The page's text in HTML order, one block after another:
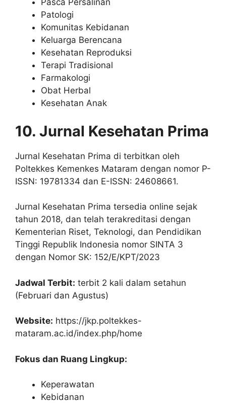
Pasca Persalinan
Patologi
Komunitas Kebidanan
Keluarga Berencana
Kesehatan Reproduksi
Terapi Tradisional
Farmakologi
Obat Herbal
Kesehatan Anak
10. Jurnal Kesehatan Prima
Jurnal Kesehatan Prima di terbitkan oleh
Poltekkes Kemenkes Mataram dengan nomor P-
ISSN: 19781334 dan E-ISSN: 24608661.
Jurnal Kesehatan Prima tersedia online sejak
tahun 2018, dan telah terakreditasi dengan
Kementerian Riset, Teknologi, dan Pendidikan
Tinggi Republik Indonesia nomor SINTA 3
dengan Nomor SK: 152/E/KPT/2023
Jadwal Terbit: terbit 2 kali dalam setahun
(Februari dan Agustus)
Website: https://jkp.poltekkes-
mataram.ac.id/index.php/home
Fokus dan Ruang Lingkup:
Keperawatan
Kebidanan